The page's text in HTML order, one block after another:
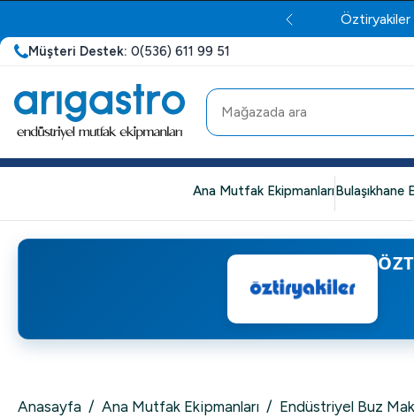
Müşteri Destek: 0(536) 611 99 51
Ana Mutfak EkipmanlarıBulaşıkhane
Anasayfa / Ana Mutfak Ekipmanları / Endüstriyel Buz